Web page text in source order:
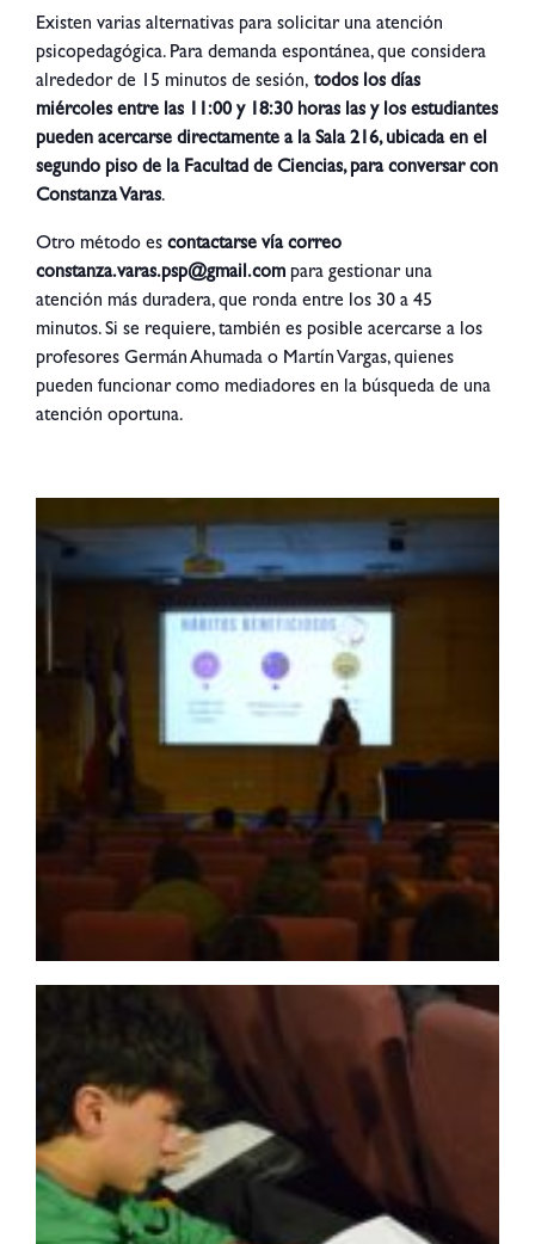
Existen varias alternativas para solicitar una atención
psicopedagógica. Para demanda espontánea, que considera
alrededor de 15 minutos de sesión, todos los días
miércoles entre las 11:00 y 18:30 horas las y los estudiantes
pueden acercarse directamente a la Sala 216, ubicada en el
segundo piso de la Facultad de Ciencias, para conversar con
Constanza Varas.
Otro método es contactarse vía correo
constanza.varas.psp@gmail.com para gestionar una
atención más duradera, que ronda entre los 30 a 45
minutos. Si se requiere, también es posible acercarse a los
profesores Germán Ahumada o Martín Vargas, quienes
pueden funcionar como mediadores en la búsqueda de una
atención oportuna.